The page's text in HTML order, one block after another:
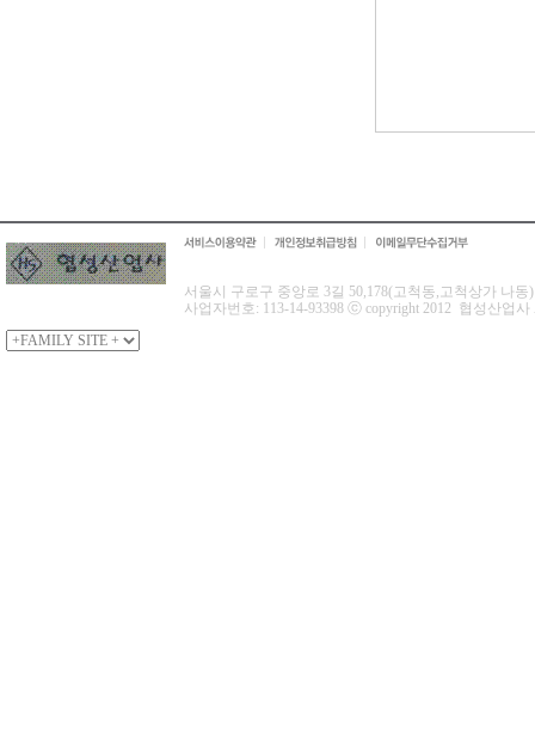
서울시 구로구 중앙로 3길 50,178(고척동,고척상가 나
사업자번호: 113-14-93398 ⓒ copyright 2012 협성산업사